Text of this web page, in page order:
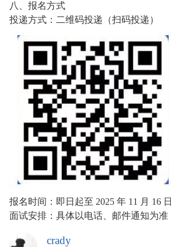
八、报名方式
投递方式：二维码投递（扫码投递）
报名时间：即日起至 2025 年 11 月 16 日
面试安排：具体以电话、邮件通知为准
crady